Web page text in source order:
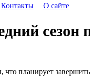
Контакты О сайте
сезон
планирует завершить